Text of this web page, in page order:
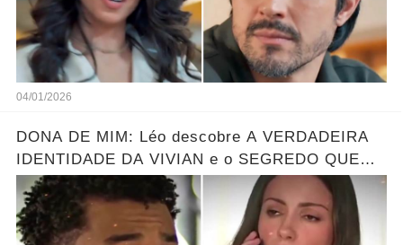
04/01/2026
DONA DE MIM: Léo descobre A VERDADEIRA
IDENTIDADE DA VIVIAN e o SEGREDO QUE
ELA ESCONDE! Resumo hoje